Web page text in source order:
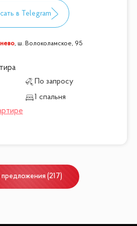
, ш. Волоколамское, 95
По запросу
1 спальня
предложения (217)